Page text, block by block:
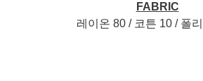
FABRIC
레이온 80 / 코튼 10 / 폴